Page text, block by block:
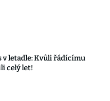
v letadle: Kvůli řádícímu
celý let!